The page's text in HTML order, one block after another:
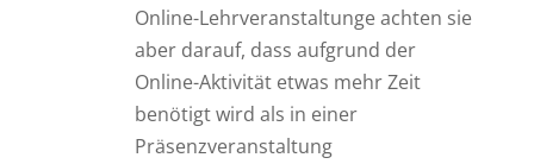
Online-Lehrveranstaltunge achten sie
aber darauf, dass aufgrund der
Online-Aktivität etwas mehr Zeit
benötigt wird als in einer
Präsenzveranstaltung